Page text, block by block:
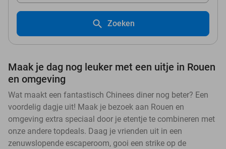
Zoeken
Maak je dag nog leuker met een uitje in Rouen
en omgeving
Wat maakt een fantastisch Chinees diner nog beter? Een
voordelig dagje uit! Maak je bezoek aan Rouen en
omgeving extra speciaal door je etentje te combineren met
onze andere topdeals. Daag je vrienden uit in een
zenuwslopende escaperoom, gooi een strike op de